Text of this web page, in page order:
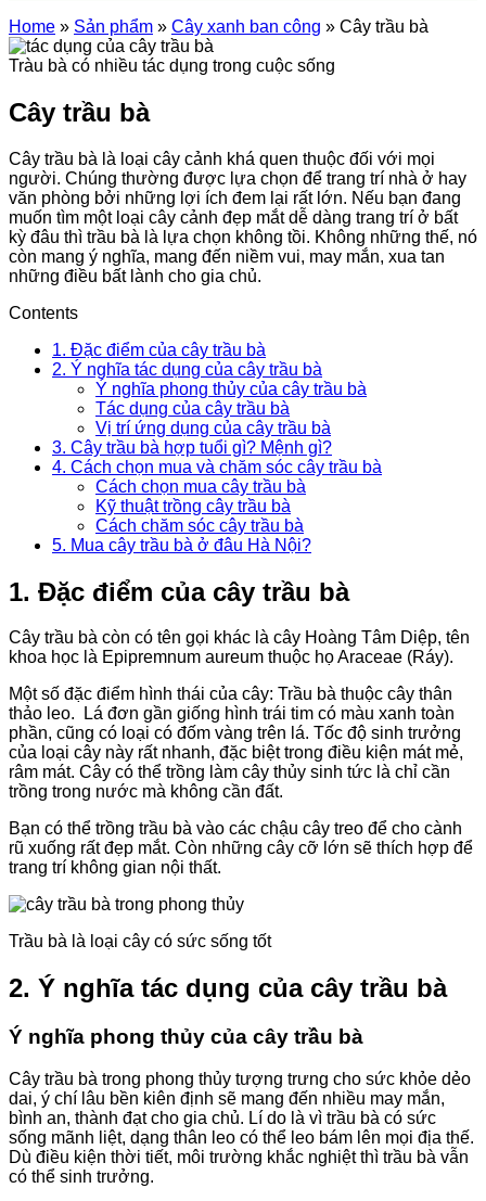
Home » Sản phẩm » Cây xanh ban công » Cây trầu bà
Tràu bà có nhiều tác dụng trong cuộc sống
Cây trầu bà
Cây trầu bà là loại cây cảnh khá quen thuộc đối với mọi
người. Chúng thường được lựa chọn để trang trí nhà ở hay
văn phòng bởi những lợi ích đem lại rất lớn. Nếu bạn đang
muốn tìm một loại cây cảnh đẹp mắt dễ dàng trang trí ở bất
kỳ đâu thì trầu bà là lựa chọn không tồi. Không những thế, nó
còn mang ý nghĩa, mang đến niềm vui, may mắn, xua tan
những điều bất lành cho gia chủ.
Contents
1. Đặc điểm của cây trầu bà
2. Ý nghĩa tác dụng của cây trầu bà
Ý nghĩa phong thủy của cây trầu bà
Tác dụng của cây trầu bà
Vị trí ứng dụng của cây trầu bà
3. Cây trầu bà hợp tuổi gì? Mệnh gì?
4. Cách chọn mua và chăm sóc cây trầu bà
Cách chọn mua cây trầu bà
Kỹ thuật trồng cây trầu bà
Cách chăm sóc cây trầu bà
5. Mua cây trầu bà ở đâu Hà Nội?
1. Đặc điểm của cây trầu bà
Cây trầu bà còn có tên gọi khác là cây Hoàng Tâm Diệp, tên
khoa học là Epipremnum aureum thuộc họ Araceae (Ráy).
Một số đặc điểm hình thái của cây: Trầu bà thuộc cây thân
thảo leo. Lá đơn gần giống hình trái tim có màu xanh toàn
phần, cũng có loại có đốm vàng trên lá. Tốc độ sinh trưởng
của loại cây này rất nhanh, đặc biệt trong điều kiện mát mẻ,
râm mát. Cây có thể trồng làm cây thủy sinh tức là chỉ cần
trồng trong nước mà không cần đất.
Bạn có thể trồng trầu bà vào các chậu cây treo để cho cành
rũ xuống rất đẹp mắt. Còn những cây cỡ lớn sẽ thích hợp để
trang trí không gian nội thất.
Trầu bà là loại cây có sức sống tốt
2. Ý nghĩa tác dụng của cây trầu bà
Ý nghĩa phong thủy của cây trầu bà
Cây trầu bà trong phong thủy tượng trưng cho sức khỏe dẻo
dai, ý chí lâu bền kiên định sẽ mang đến nhiều may mắn,
bình an, thành đạt cho gia chủ. Lí do là vì trầu bà có sức
sống mãnh liệt, dạng thân leo có thể leo bám lên mọi địa thế.
Dù điều kiện thời tiết, môi trường khắc nghiệt thì trầu bà vẫn
có thể sinh trưởng.